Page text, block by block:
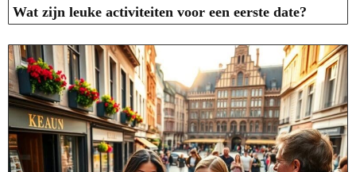
Wat zijn leuke activiteiten voor een eerste date?